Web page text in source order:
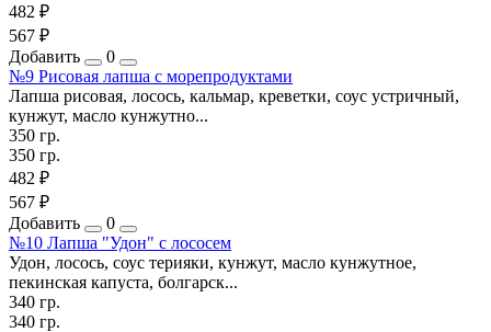
482 ₽
567 ₽
Добавить
0
№9 Рисовая лапша с морепродуктами
Лапша рисовая, лосось, кальмар, креветки, соус устричный,
кунжут, масло кунжутно...
350 гр.
350 гр.
482 ₽
567 ₽
Добавить
0
№10 Лапша "Удон" с лососем
Удон, лосось, соус терияки, кунжут, масло кунжутное,
пекинская капуста, болгарск...
340 гр.
340 гр.